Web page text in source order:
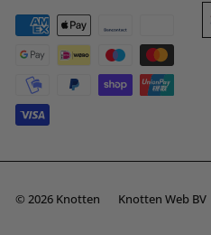
© 2026 Knotten Knotten Web BV